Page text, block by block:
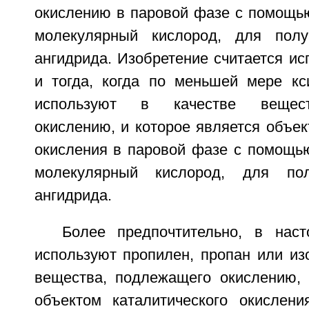
окислению в паровой фазе с
молекулярный кислород, для
ангидрида. Изобретение считается
и тогда, когда по меньшей мере
используют в качестве
окислению, и которое является
окисления в паровой фазе с
молекулярный кислород, для
ангидрида.
Более предпочтительно, в
используют пропилен, пропан или
вещества, подлежащего окислению,
объектом каталитического